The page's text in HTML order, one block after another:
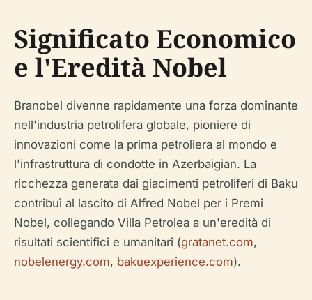
Significato Economico
e l'Eredità Nobel
Branobel divenne rapidamente una forza dominante
nell'industria petrolifera globale, pioniere di
innovazioni come la prima petroliera al mondo e
l'infrastruttura di condotte in Azerbaigian. La
ricchezza generata dai giacimenti petroliferi di Baku
contribuì al lascito di Alfred Nobel per i Premi
Nobel, collegando Villa Petrolea a un'eredità di
risultati scientifici e umanitari (gratanet.com,
nobelenergy.com, bakuexperience.com).